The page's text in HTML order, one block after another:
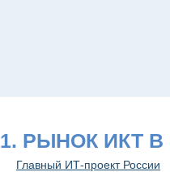
1. РЫНОК ИКТ
Главный ИТ-проект России